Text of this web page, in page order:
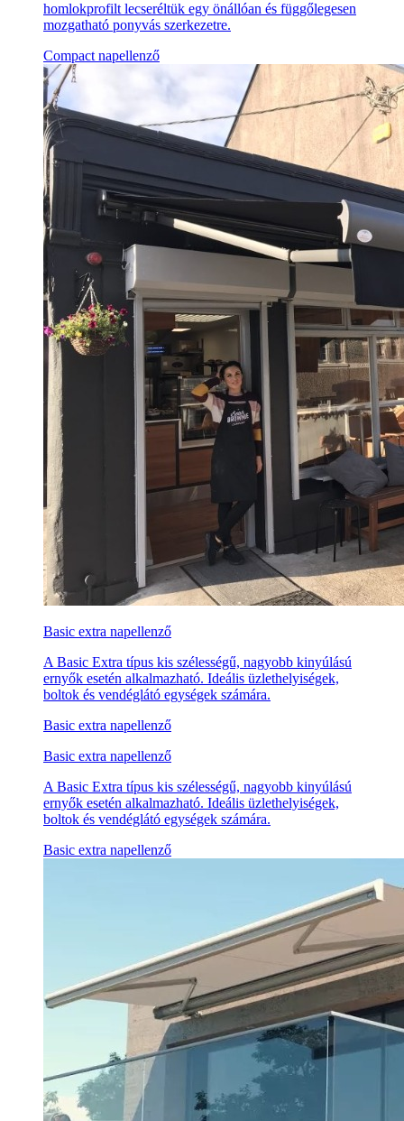
homlokprofilt lecseréltük egy önállóan és függőlegesen
mozgatható ponyvás szerkezetre.
Compact napellenző
Basic extra napellenző
A Basic Extra típus kis szélességű, nagyobb kinyúlású
ernyők esetén alkalmazható. Ideális üzlethelyiségek,
boltok és vendéglátó egységek számára.
Basic extra napellenző
Basic extra napellenző
A Basic Extra típus kis szélességű, nagyobb kinyúlású
ernyők esetén alkalmazható. Ideális üzlethelyiségek,
boltok és vendéglátó egységek számára.
Basic extra napellenző